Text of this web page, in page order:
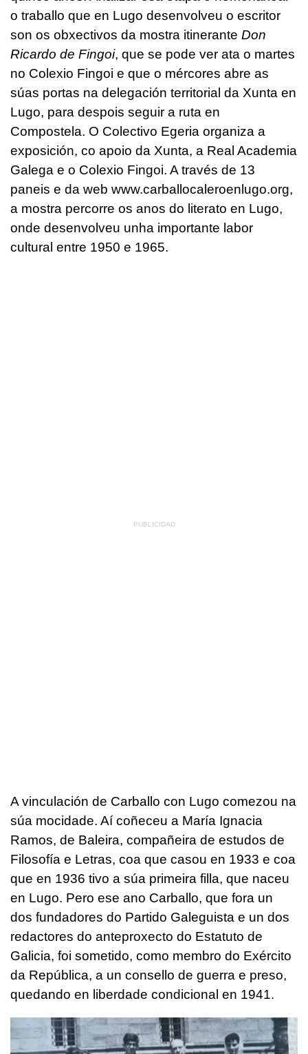
o traballo que en Lugo desenvolveu o escritor
son os obxectivos da mostra itinerante Don
Ricardo de Fingoi, que se pode ver ata o martes
no Colexio Fingoi e que o mércores abre as
súas portas na delegación territorial da Xunta en
Lugo, para despois seguir a ruta en
Compostela. O Colectivo Egeria organiza a
exposición, co apoio da Xunta, a Real Academia
Galega e o Colexio Fingoi. A través de 13
paneis e da web www.carballocaleroenlugo.org,
a mostra percorre os anos do literato en Lugo,
onde desenvolveu unha importante labor
cultural entre 1950 e 1965.
A vinculación de Carballo con Lugo comezou na
súa mocidade. Aí coñeceu a María Ignacia
Ramos, de Baleira, compañeira de estudos de
Filosofía e Letras, coa que casou en 1933 e coa
que en 1936 tivo a súa primeira filla, que naceu
en Lugo. Pero ese ano Carballo, que fora un
dos fundadores do Partido Galeguista e un dos
redactores do anteproxecto do Estatuto de
Galicia, foi sometido, como membro do Exército
da República, a un consello de guerra e preso,
quedando en liberdade condicional en 1941.